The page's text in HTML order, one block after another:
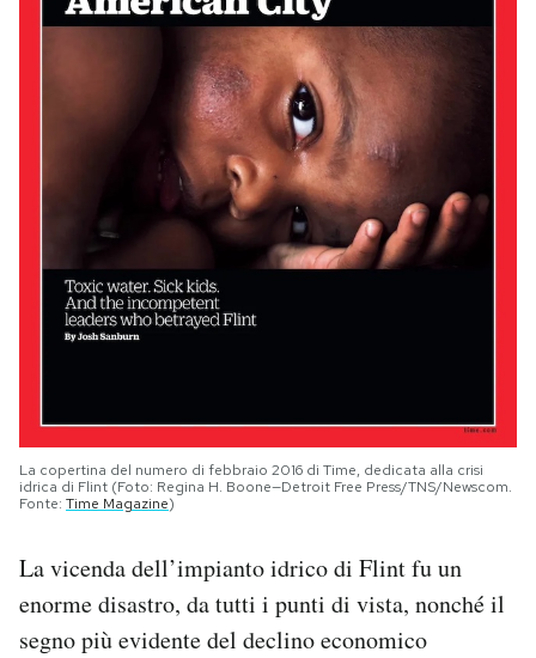
La copertina del numero di febbraio 2016 di Time, dedicata alla crisi
idrica di Flint (Foto: Regina H. Boone—Detroit Free Press/TNS/Newscom.
Fonte: Time Magazine)
La vicenda dell’impianto idrico di Flint fu un
enorme disastro, da tutti i punti di vista, nonché il
segno più evidente del declino economico